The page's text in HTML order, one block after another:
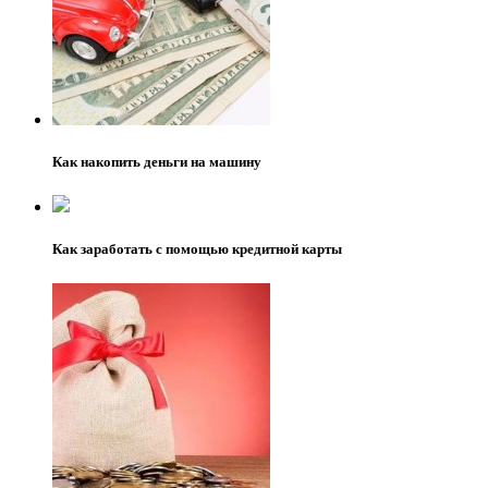
Как накопить деньги на машину
Как заработать с помощью кредитной карты